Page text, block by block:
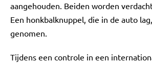
aangehouden. Beiden worden
Een honkbalknuppel, die in de auto
genomen.
Tijdens een controle in een